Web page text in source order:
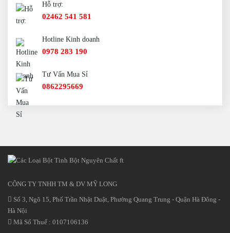
Hỗ trợ:
02462 541 581
Hotline Kinh doanh
0978 283 190
Tư Vấn Mua Sỉ
0862295669
CÔNG TY TNHH TM & DV MỸ LONG
Số 3, Ngõ 15, Phố Trần Nhật Duật, Phường Quang Trung - Quận Hà Đông -
Hà Nội
Mã Số Thuế : 0107106136